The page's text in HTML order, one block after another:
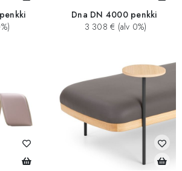
Dna DN 4000 penkki
3 308 € (alv 0%)